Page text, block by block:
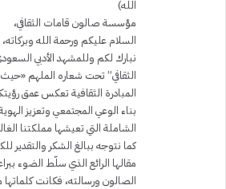
الله)
مؤسسة صالون قامات الثقافي،
​السلام عليكم ورحمة الله وبركاته،
​نبارك لكم وللمشهد الأدبي
الثقافي” تحت شعاره الملهم
المبادرة الثقافية تعكس عمق
بناء الوعي المجتمعي وتعزيز
الشاملة التي تعيشها مملكتنا
​كما نتوجه ببالغ الشكر والتقدير
مقالها الرائع الذي سلّط الضوء
الصالون ورسالته، فكانت كلماتها